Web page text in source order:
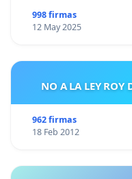
998 firmas
12 May 2025
NO A LA LEY ROY
962 firmas
18 Feb 2012